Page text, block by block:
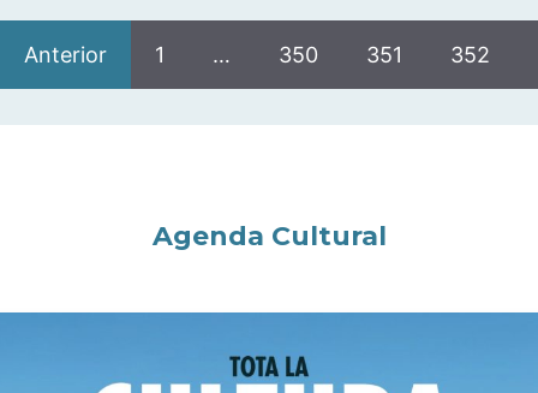
Anterior 1 … 350 351 352
Agenda Cultural